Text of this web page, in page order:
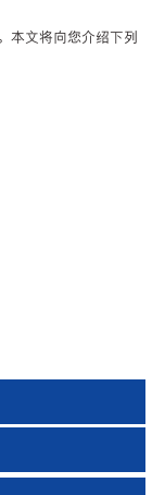
本文将向您介绍下列